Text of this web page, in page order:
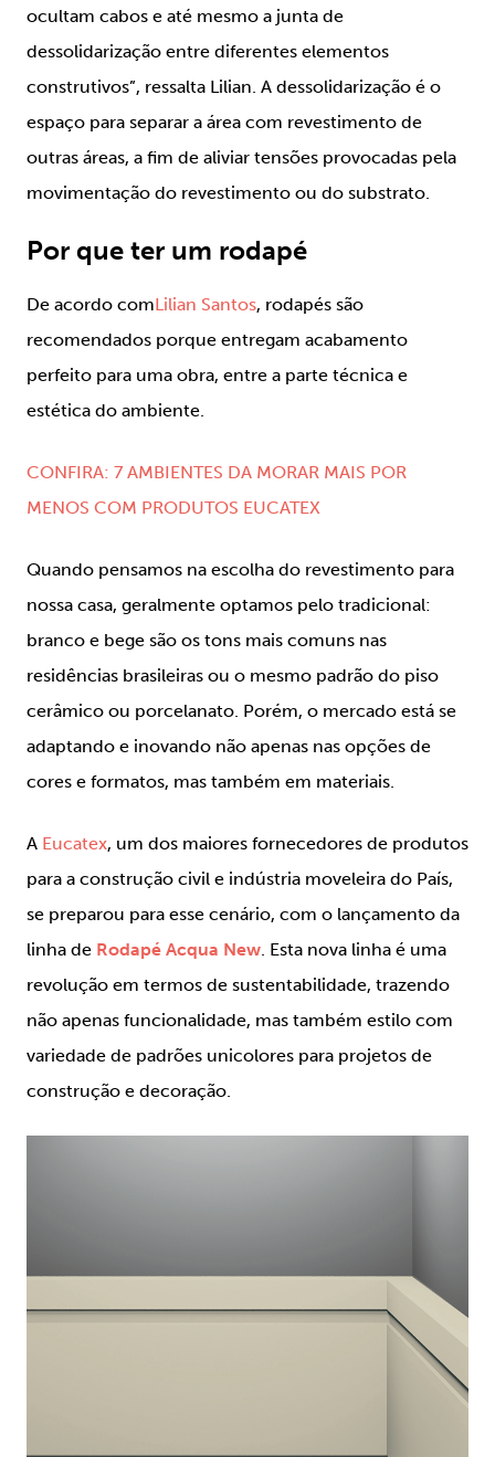
ocultam cabos e até mesmo a junta de
dessolidarização entre diferentes elementos
construtivos”, ressalta Lilian. A dessolidarização é o
espaço para separar a área com revestimento de
outras áreas, a fim de aliviar tensões provocadas pela
movimentação do revestimento ou do substrato.
Por que ter um rodapé
De acordo comLilian Santos, rodapés são
recomendados porque entregam acabamento
perfeito para uma obra, entre a parte técnica e
estética do ambiente.
CONFIRA: 7 AMBIENTES DA MORAR MAIS POR
MENOS COM PRODUTOS EUCATEX
Quando pensamos na escolha do revestimento para
nossa casa, geralmente optamos pelo tradicional:
branco e bege são os tons mais comuns nas
residências brasileiras ou o mesmo padrão do piso
cerâmico ou porcelanato. Porém, o mercado está se
adaptando e inovando não apenas nas opções de
cores e formatos, mas também em materiais.
A Eucatex, um dos maiores fornecedores de produtos
para a construção civil e indústria moveleira do País,
se preparou para esse cenário, com o lançamento da
linha de Rodapé Acqua New. Esta nova linha é uma
revolução em termos de sustentabilidade, trazendo
não apenas funcionalidade, mas também estilo com
variedade de padrões unicolores para projetos de
construção e decoração.